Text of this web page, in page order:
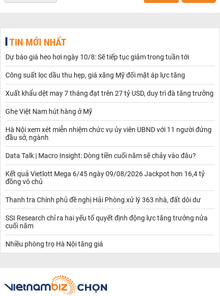
TIN MỚI NHẤT
Dự báo giá heo hơi ngày 10/8: Sẽ tiếp tục giảm trong tuần tới
Công suất lọc dầu thu hẹp, giá xăng Mỹ đối mặt áp lực tăng
Xuất khẩu dệt may 7 tháng đạt trên 27 tỷ USD, duy trì đà tăng trưởng
Ghẹ Việt Nam hút hàng ở Mỹ
Hà Nội xem xét miễn nhiệm chức vụ ủy viên UBND với 11 người đứng
đầu sở, ngành
Data Talk | Macro Insight: Dòng tiền cuối năm sẽ chảy vào đâu?
Kết quả Vietlott Mega 6/45 ngày 09/08/2026 Jackpot hơn 16,4 tỷ
đồng vô chủ
Thanh tra Chính phủ đề nghị Hải Phòng xử lý 363 nhà, đất dôi dư
SSI Research chỉ ra hai yếu tố quyết định động lực tăng trưởng nửa
cuối năm
Nhiều phòng trọ Hà Nội tăng giá